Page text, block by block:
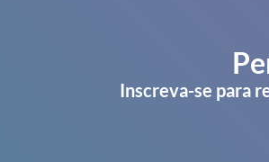
Inscreva-se para